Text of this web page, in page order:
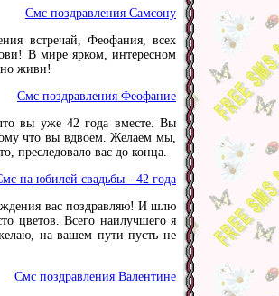
Смс поздравления Самсону
встречай, Феофания, всех
В мире ярком, интересном
живи!
Смс поздравления Феофание
вы уже 42 года вместе. Вы
что вы вдвоем. Желаем мы,
преследовало вас до конца.
на юбилей свадьбы - 42 года
вас поздравляю! И шлю
цветов. Всего наилучшего я
на вашем пути пусть не
Смс поздравления Валентине